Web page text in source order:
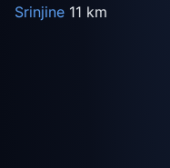
Srinjine 11 km